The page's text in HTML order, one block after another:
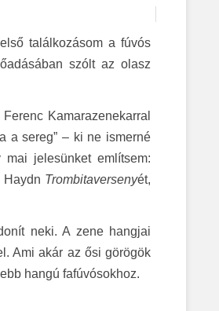
találkozásom a fúvós
szólt az olasz
Kamarazenekarral
a sereg” – ki ne ismerné
jelesünket említsem:
Haydn Trombitaversenyét,
neki. A zene hangjai
Ami akár az ősi görögök
hangú fafúvósokhoz.